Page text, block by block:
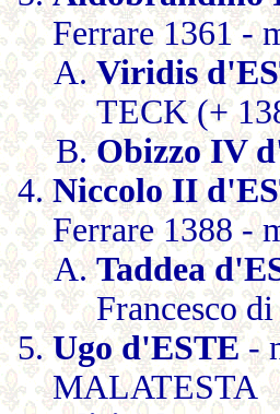
Ferrare 1361 -
Viridis
TECK (+
Obizzo IV
Niccolo II
Ferrare 1388 -
Taddea
Francesco
Ugo d'ESTE -
MALATESTA